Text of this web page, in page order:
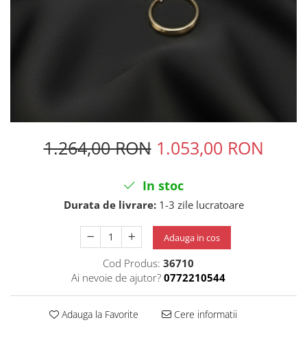
1.264,00 RON 1.053,00 RON
In stoc
Durata de livrare:1-3 zile lucratoare
Adauga in cos
Cod Produs: 36710
Ai nevoie de ajutor? 0772210544
Adauga la Favorite Cere informatii